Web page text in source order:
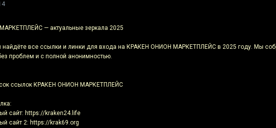
— актуальные зеркала 2025
найдёте все ссылки и линки для входа на КРАКЕН ОНИОН МАРКЕТПЛЕЙС в 2025 году. Мы
проблем и с полной анонимностью.
ссылок КРАКЕН ОНИОН МАРКЕТПЛЕЙС
сайт: https://kraken24.life
сайт 2: https://krak69.org